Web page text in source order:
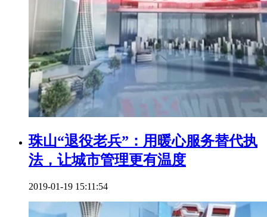
珠山“退役老兵”：用暖心服务替代执
法，让城市管理更有温度
2019-01-19 15:11:54